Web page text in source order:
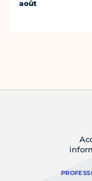
août